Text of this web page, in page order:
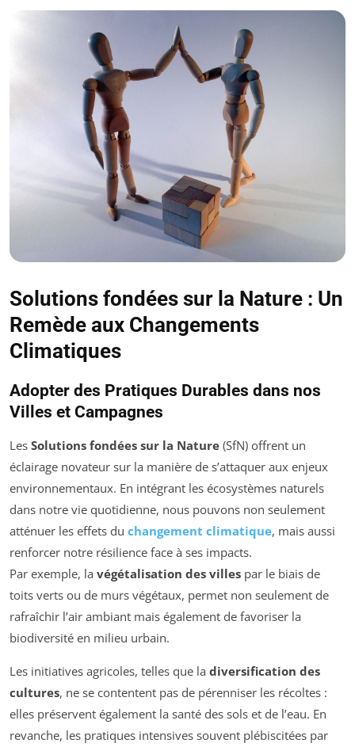
Solutions fondées sur la Nature : Un
Remède aux Changements
Climatiques
Adopter des Pratiques Durables dans nos
Villes et Campagnes
Les Solutions fondées sur la Nature (SfN) offrent un
éclairage novateur sur la manière de s’attaquer aux enjeux
environnementaux. En intégrant les écosystèmes naturels
dans notre vie quotidienne, nous pouvons non seulement
atténuer les effets du changement climatique, mais aussi
renforcer notre résilience face à ses impacts.
Par exemple, la végétalisation des villes par le biais de
toits verts ou de murs végétaux, permet non seulement de
rafraîchir l’air ambiant mais également de favoriser la
biodiversité en milieu urbain.
Les initiatives agricoles, telles que la diversification des
cultures, ne se contentent pas de pérenniser les récoltes :
elles préservent également la santé des sols et de l’eau. En
revanche, les pratiques intensives souvent plébiscitées par